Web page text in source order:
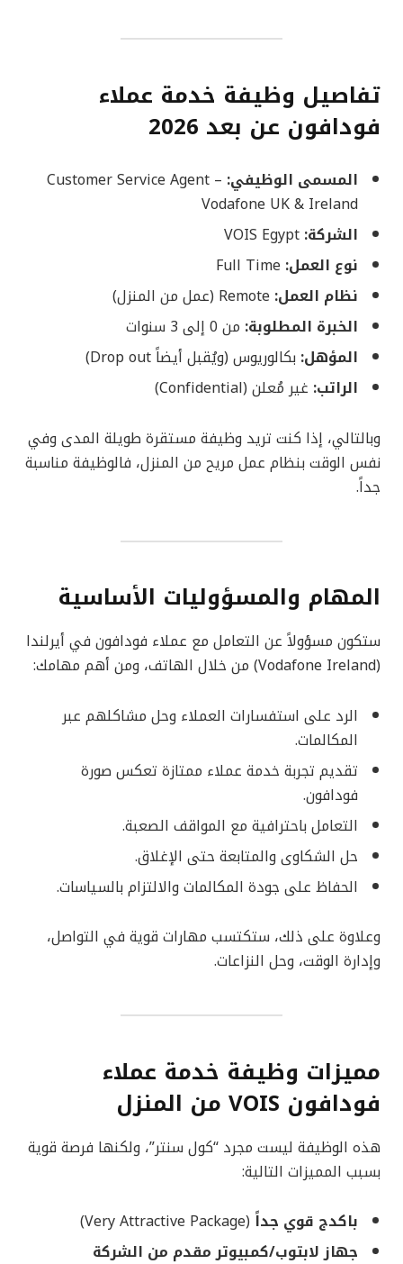
تفاصيل وظيفة خدمة عملاء
فودافون عن بعد 2026
المسمى الوظيفي: Customer Service Agent –
Vodafone UK & Ireland
الشركة:
نوع العمل:
نظام العمل:
الخبرة المطلوبة: من 0 إلى 3 سنوات
المؤهل: بكالوريوس (ويُقبل أيضاً Drop out)
الراتب: غير مُعلن (Confidential)
وبالتالي، إذا كنت تريد وظيفة مستقرة طويلة المدى وفي
نفس الوقت بنظام عمل مريح من المنزل، فالوظيفة مناسبة
جداً.
المهام والمسؤوليات الأساسية
ستكون مسؤولاً عن التعامل مع عملاء فودافون في أيرلندا
(Vodafone Ireland) من خلال الهاتف، ومن أهم مهامك:
الرد على استفسارات العملاء وحل مشاكلهم عبر
المكالمات.
تقديم تجربة خدمة عملاء ممتازة تعكس صورة
فودافون.
التعامل باحترافية مع المواقف الصعبة.
حل الشكاوى والمتابعة حتى الإغلاق.
الحفاظ على جودة المكالمات والالتزام بالسياسات.
وعلاوة على ذلك، ستكتسب مهارات قوية في التواصل،
وإدارة الوقت، وحل النزاعات.
مميزات وظيفة خدمة عملاء
فودافون VOIS من المنزل
هذه الوظيفة ليست مجرد “كول سنتر”، ولكنها فرصة قوية
بسبب المميزات التالية:
باكدج قوي جداً (Very Attractive Package)
جهاز لابتوب/كمبيوتر مقدم من الشركة